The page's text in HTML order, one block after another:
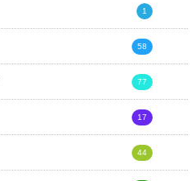
1
58
77
17
44